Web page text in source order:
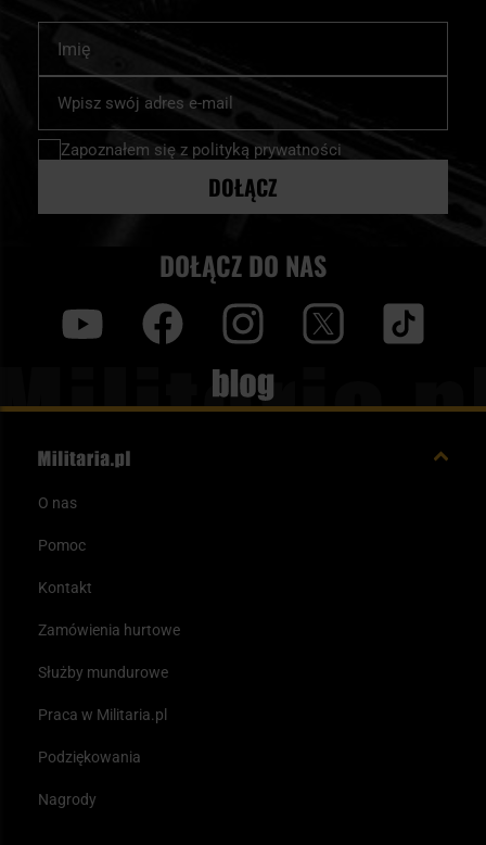
nasz
newsletter:
Zapoznałem się z polityką prywatności
DOŁĄCZ
DOŁĄCZ DO NAS
Blog
O nas
Pomoc
Kontakt
Zamówienia hurtowe
Służby mundurowe
Praca w Militaria.pl
Podziękowania
Nagrody